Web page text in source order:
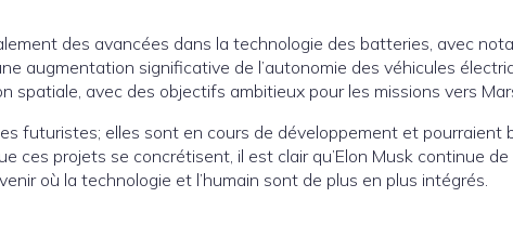
des avancées dans la technologie des batteries, avec
augmentation significative de l’autonomie des véhicules
spatiale, avec des objectifs ambitieux pour les missions vers
futuristes; elles sont en cours de développement et pourraient
ces projets se concrétisent, il est clair qu’Elon Musk continue
où la technologie et l’humain sont de plus en plus intégrés.